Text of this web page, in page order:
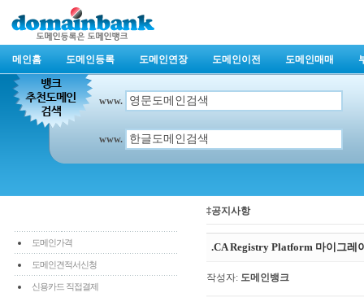
메인홈 도메인등록 도메인연장 도메인이전 도메인매매
www.
www.
도메인가격
도메인견적서신청
신용카드 직접결제
‡공지사항
.CA Registry Platform 마이그레
작성자: 도메인뱅크